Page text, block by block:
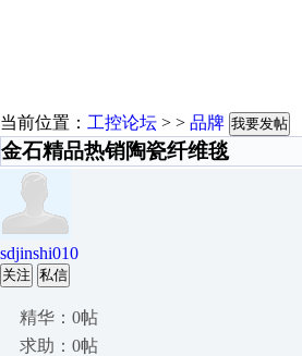
当前位置： 工控论坛 > > 品牌 我要发帖
金石精品热销陶瓷纤维毯
sdjinshi010
关注 私信
精华：0帖
求助：0帖